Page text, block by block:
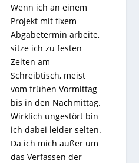
Wenn ich an einem
Projekt mit fixem
Abgabetermin arbeite,
sitze ich zu festen
Zeiten am
Schreibtisch, meist
vom frühen Vormittag
bis in den Nachmittag.
Wirklich ungestört bin
ich dabei leider selten.
Da ich mich außer um
das Verfassen der